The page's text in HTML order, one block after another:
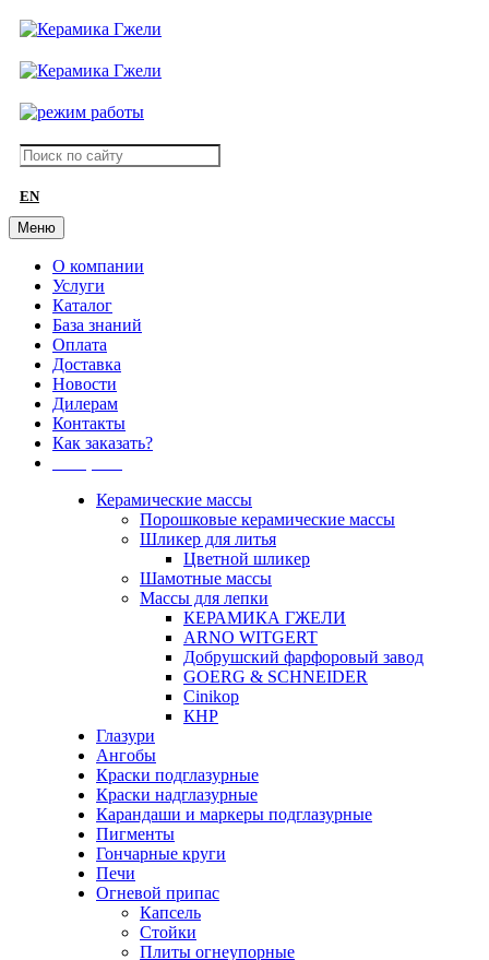
EN
Меню
О компании
Услуги
Каталог
База знаний
Оплата
Доставка
Новости
Дилерам
Контакты
Как заказать?
Керамические массы
Порошковые керамические массы
Шликер для литья
Цветной шликер
Шамотные массы
Массы для лепки
КЕРАМИКА ГЖЕЛИ
ARNO WITGERT
Добрушский фарфоровый завод
GOERG & SCHNEIDER
Cinikop
КНР
Глазури
Ангобы
Краски подглазурные
Краски надглазурные
Карандаши и маркеры подглазурные
Пигменты
Гончарные круги
Печи
Огневой припас
Капсель
Стойки
Плиты огнеупорные